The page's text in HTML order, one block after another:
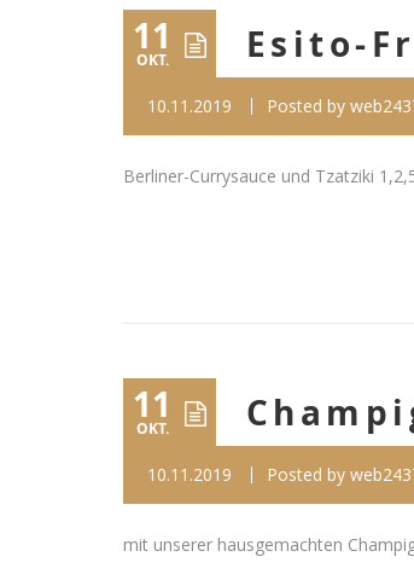
11
OKT. Esito-
10.11.2019 Posted by
Berliner-Currysauce und Tzatziki
11
OKT.
10.11.2019 Posted by
mit unserer hausgemachten